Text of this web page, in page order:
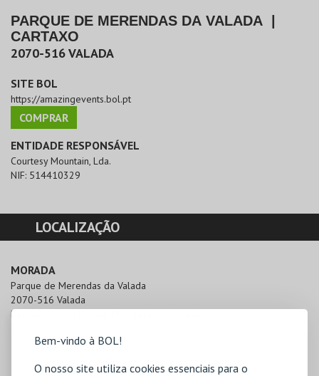
Bem-vindo à BOL!
O nosso site utiliza cookies essenciais para o
PARQUE DE MERENDAS DA VALADA
CARTAXO
2070-516VALADA
SITE BOL
https://amazingevents.bol.pt
COMPRAR
ENTIDADE RESPONSÁVEL
Courtesy Mountain, Lda.
NIF: 514410329
LOCALIZAÇÃO
MORADA
Parque de Merendas da Valada
2070-516 Valada
Direcções para Parque Merendas da Valada